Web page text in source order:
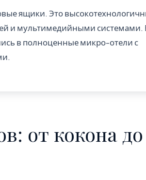
ящики. Это
и мультимедийными системами.
в полноценные микро-отели с
от кокона до